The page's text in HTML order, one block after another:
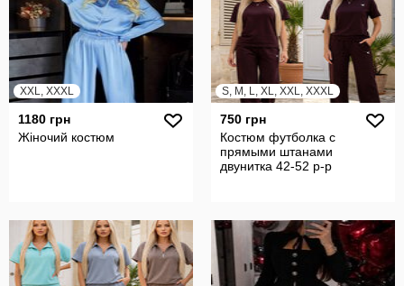
XXL, XXXL
1180 грн
Жіночий костюм
S, M, L, XL, XXL, XXXL
750 грн
Костюм футболка с
прямыми штанами
двунитка 42-52 р-р